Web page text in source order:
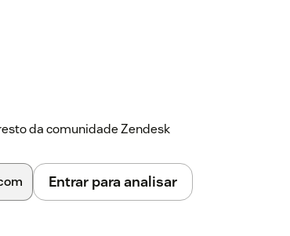
da comunidade Zendesk
Entrar para analisar